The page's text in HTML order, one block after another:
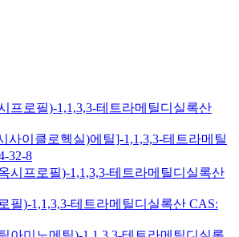
프로필)-1,1,3,3-테트라메틸디실록산
사이클로헥실)에틸]-1,1,3,3-테트라메틸
32-8
시프로필)-1,1,3,3-테트라메틸디실록산
필)-1,1,3,3-테트라메틸디실록산 CAS: